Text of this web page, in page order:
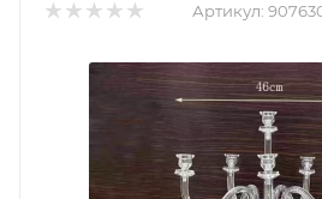
Артикул: